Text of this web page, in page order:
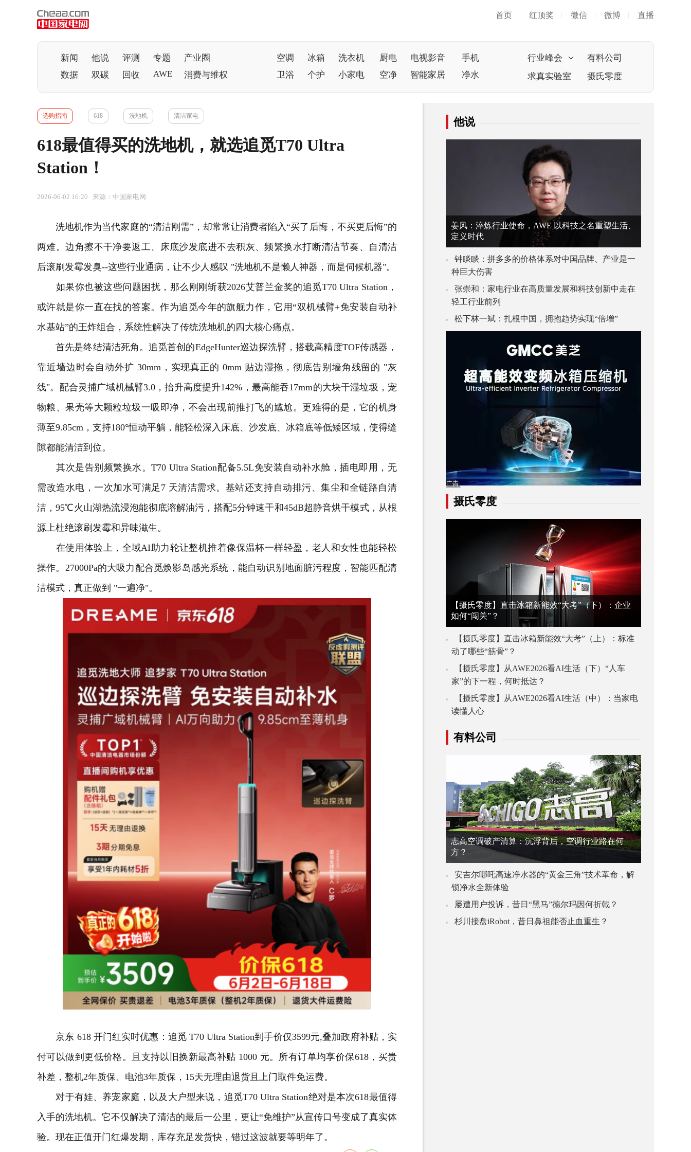
首页 红顶奖 微信 微博 直播
新闻 他说 评测 专题
产业圈
数据
双碳 回收 AWE 消费与维权
空调 冰箱 洗衣机 厨电 电视影音
手机
卫浴
个护 小家电 空净 智能家居 净水
行业峰会
有料公司
求真实验室
摄氏零度
选购指南 618 洗地机 清洁家电
618最值得买的洗地机，就选追觅T70 Ultra
Station！
2026-06-02 16:20 来源：中国家电网
洗地机作为当代家庭的“清洁刚需”，却常常让消费者陷入“买了后悔，不买更后悔”的
两难。边角擦不干净要返工、床底沙发底进不去积灰、频繁换水打断清洁节奏、自清洁
后滚刷发霉发臭--这些行业通病，让不少人感叹 "洗地机不是懒人神器，而是伺候机器"。
如果你也被这些问题困扰，那么刚刚斩获2026艾普兰金奖的追觅T70 Ultra Station，
或许就是你一直在找的答案。作为追觅今年的旗舰力作，它用“双机械臂+免安装自动补
水基站”的王炸组合，系统性解决了传统洗地机的四大核心痛点。
首先是终结清洁死角。追觅首创的EdgeHunter巡边探洗臂，搭载高精度TOF传感器，
靠近墙边时会自动外扩 30mm，实现真正的 0mm 贴边湿拖，彻底告别墙角残留的 "灰
线"。配合灵捕广域机械臂3.0，抬升高度提升142%，最高能吞17mm的大块干湿垃圾，宠
物粮、果壳等大颗粒垃圾一吸即净，不会出现前推打飞的尴尬。更难得的是，它的机身
薄至9.85cm，支持180°恒动平躺，能轻松深入床底、沙发底、 冰箱底等低矮区域，使得缝
隙都能清洁到位。
其次是告别频繁换水。T70 Ultra Station配备5.5L免安装自动补水舱，插电即用，无
需改造水电，一次加水可满足7 天清洁需求。基站还支持自动排污、集尘和全链路自清
洁，95℃火山湖热流浸泡能彻底溶解油污，搭配5分钟速干和45dB超静音烘干模式，从根
源上杜绝滚刷发霉和异味滋生。
在使用体验上，全域AI助力轮让整机推着像保温杯一样轻盈，老人和女性也能轻松
操作。27000Pa的大吸力配合觅焕影岛感光系统，能自动识别地面脏污程度，智能匹配清
洁模式，真正做到 "一遍净"。
京东 618 开门红实时优惠：追觅 T70 Ultra Station到手价仅3599元,叠加政府补贴，实
付可以做到更低价格。且支持以旧换新最高补贴 1000 元。所有订单均享价保618，买贵
补差，整机2年质保、电池3年质保，15天无理由退货且上门取件免运费。
对于有娃、养宠家庭，以及大户型来说，追觅T70 Ultra Station绝对是本次618最值得
入手的洗地机。它不仅解决了清洁的最后一公里，更让“免维护”从宣传口号变成了真实体
验。现在正值开门红爆发期，库存充足发货快，错过这波就要等明年了。
他说
姜风：淬炼行业使命，AWE 以科技之名重塑生活、
定义时代
钟睒睒：拼多多的价格体系对中国品牌、产业是一
种巨大伤害
张崇和：家电行业在高质量发展和科技创新中走在
轻工行业前列
松下林一斌：扎根中国，拥抱趋势实现“倍增”
摄氏零度
【摄氏零度】直击冰箱新能效“大考”（下）：企业
如何“闯关”？
【摄氏零度】直击冰箱新能效“大考”（上）：标准
动了哪些“筋骨”？
【摄氏零度】从AWE2026看AI生活（下）“人车
家”的下一程，何时抵达？
【摄氏零度】从AWE2026看AI生活（中）：当家电
读懂人心
有料公司
志高空调破产清算：沉浮背后，空调行业路在何
方？
安吉尔哪吒高速净水器的“黄金三角”技术革命，解
锁净水全新体验
屡遭用户投诉，昔日“黑马”德尔玛因何折戟？
杉川接盘iRobot，昔日鼻祖能否止血重生？